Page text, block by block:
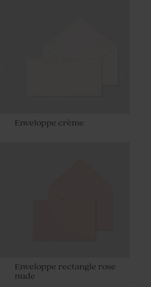
Enveloppe crème
Enveloppe rectangle rose
nude